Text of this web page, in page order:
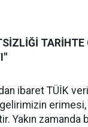
TARİHTE
ibaret TÜİK
Yakın zamanda